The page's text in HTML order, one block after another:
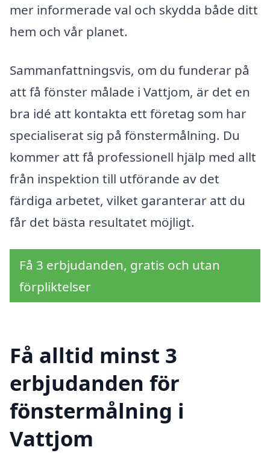
mer informerade val och skydda både ditt
hem och vår planet.
Sammanfattningsvis, om du funderar på
att få fönster målade i Vattjom, är det en
bra idé att kontakta ett företag som har
specialiserat sig på fönstermålning. Du
kommer att få professionell hjälp med allt
från inspektion till utförande av det
färdiga arbetet, vilket garanterar att du
får det bästa resultatet möjligt.
Få 3 erbjudanden, gratis och utan
förpliktelser
Få alltid minst 3
erbjudanden för
fönstermålning i
Vattjom